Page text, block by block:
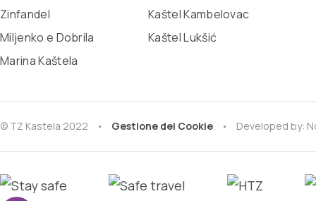
Zinfandel
Miljenko e Dobrila
Marina Kaštela
Kaštel Kambelovac
Kaštel Lukšić
© TZ Kastela 2022 Gestione dei Cookie Developed by: